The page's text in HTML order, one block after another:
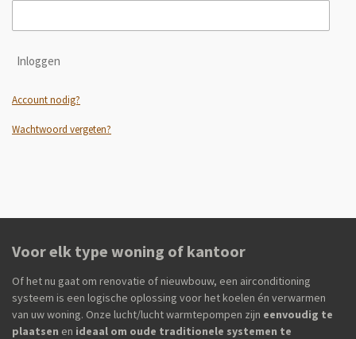
Inloggen
Account nodig?
Wachtwoord vergeten?
Voor elk type woning of kantoor
Of het nu gaat om renovatie of nieuwbouw, een airconditioning
systeem is een logische oplossing voor het koelen én verwarmen
van uw woning. Onze lucht/lucht warmtepompen zijn eenvoudig te
plaatsen en ideaal om oude traditionele systemen te